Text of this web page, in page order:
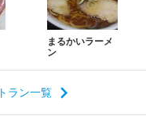
まるかいラーメ
ン
ラン一覧